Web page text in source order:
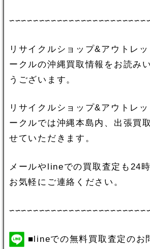
リサイクルショップ&アウトレ
ークルの沖縄買取情報をお読み
うございます。
リサイクルショップ&アウトレ
ークルでは沖縄本島内、出張買
せていただきます。
メールやlineでの買取査定も24
お気軽にご連絡ください。
■lineでの無料買取査定のお